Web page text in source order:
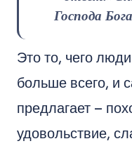
Господа
Это то, чего
больше всего, и
предлагает –
удовольствие,